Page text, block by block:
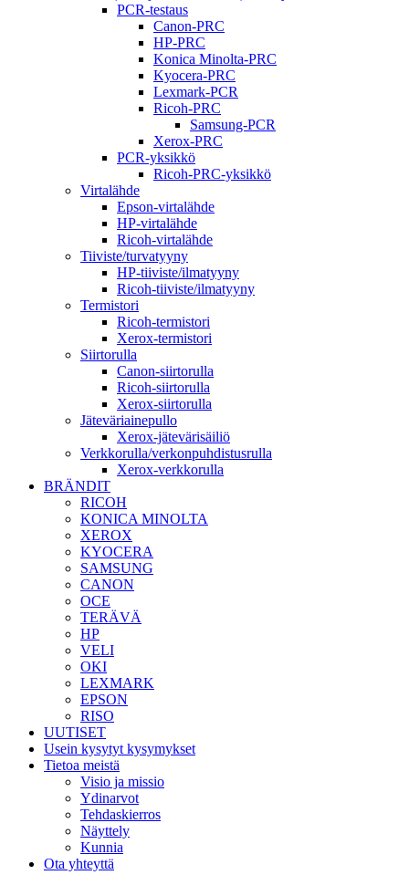
PCR-testaus
Canon-PRC
HP-PRC
Konica Minolta-PRC
Kyocera-PRC
Lexmark-PCR
Ricoh-PRC
Samsung-PCR
Xerox-PRC
PCR-yksikkö
Ricoh-PRC-yksikkö
Virtalähde
Epson-virtalähde
HP-virtalähde
Ricoh-virtalähde
Tiiviste/turvatyyny
HP-tiiviste/ilmatyyny
Ricoh-tiiviste/ilmatyyny
Termistori
Ricoh-termistori
Xerox-termistori
Siirtorulla
Canon-siirtorulla
Ricoh-siirtorulla
Xerox-siirtorulla
Jäteväriainepullo
Xerox-jätevärisäiliö
Verkkorulla/verkonpuhdistusrulla
Xerox-verkkorulla
BRÄNDIT
RICOH
KONICA MINOLTA
XEROX
KYOCERA
SAMSUNG
CANON
OCE
TERÄVÄ
HP
VELI
OKI
LEXMARK
EPSON
RISO
UUTISET
Usein kysytyt kysymykset
Tietoa meistä
Visio ja missio
Ydinarvot
Tehdaskierros
Näyttely
Kunnia
Ota yhteyttä